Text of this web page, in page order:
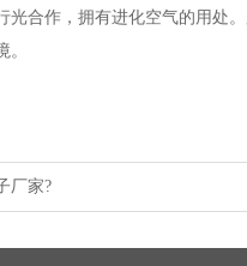
光合作，拥有进化空气的用处
厂家?